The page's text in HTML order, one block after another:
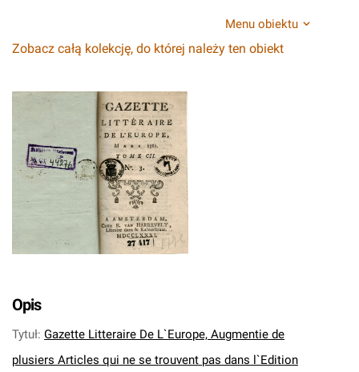
Menu obiektu
Zobacz całą kolekcję, do której należy ten obiekt
Opis
Tytuł: Gazette Litteraire De L`Europe, Augmentie de
plusiers Articles qui ne se trouvent pas dans l`Edition